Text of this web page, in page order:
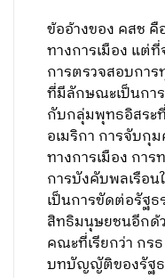
ข้ออ้างของ คสช คื
ทางการเมือง แต่
การตรวจสอบกา
ที่มีลักษณะเป็นกา
กับกลุ่มพุทธอิสระ
อเมริกา การจับกุ
ทางการเมือง กา
การบังคับพลเรือ
เป็นการขัดต่อรัฐ
สิทธิมนุษยชนอีกด้
คณะที่เรียกว่า กร
บทบัญญัติของรัฐ